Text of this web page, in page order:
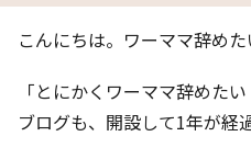
こんにちは。ワーママ辞めた
「とにかくワーママ辞めた
ブログも、開設して1年が経